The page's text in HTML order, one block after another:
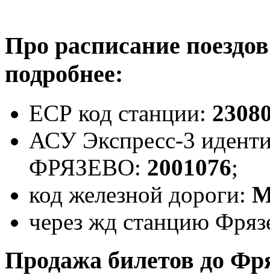
Про расписание
подробнее:
ЕСР код станции:
АСУ Экспресс-3
ФРЯЗЕВО: 2001076;
код железной дороги:
через жд станцию
Продажа билетов до